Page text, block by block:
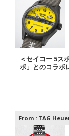
＜セイコー 5ス
ポ」とのコラボ
From : TAG